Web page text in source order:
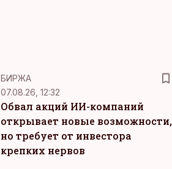
БИРЖА
07.08.26, 12:32
Обвал акций ИИ-компаний
открывает новые возможности,
но требует от инвестора
крепких нервов